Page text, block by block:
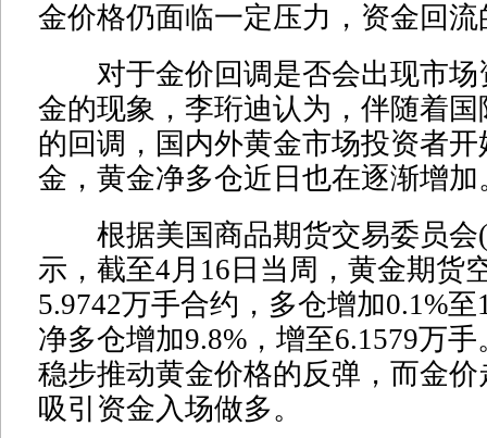
金价格仍面临一定压力，资金回
对于金价回调是否会出现市场
金的现象，李珩迪认为，伴随着
的回调，国内外黄金市场投资者
金，黄金净多仓近日也在逐渐增加
根据美国商品期货交易委员会
示，截至4月16日当周，黄金期货
5.9742万手合约，多仓增加0.1%至
净多仓增加9.8%，增至6.1579万
稳步推动黄金价格的反弹，而金
吸引资金入场做多。